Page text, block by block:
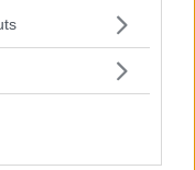
or more Google
You may click to
in below Google
,